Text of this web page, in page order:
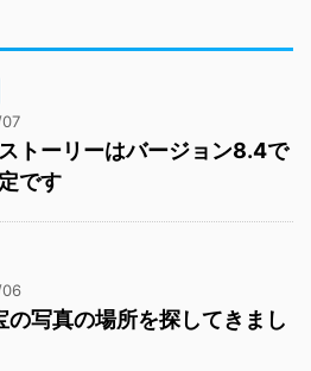
トーリーはバージョン8.4で
です
の写真の場所を探してきまし